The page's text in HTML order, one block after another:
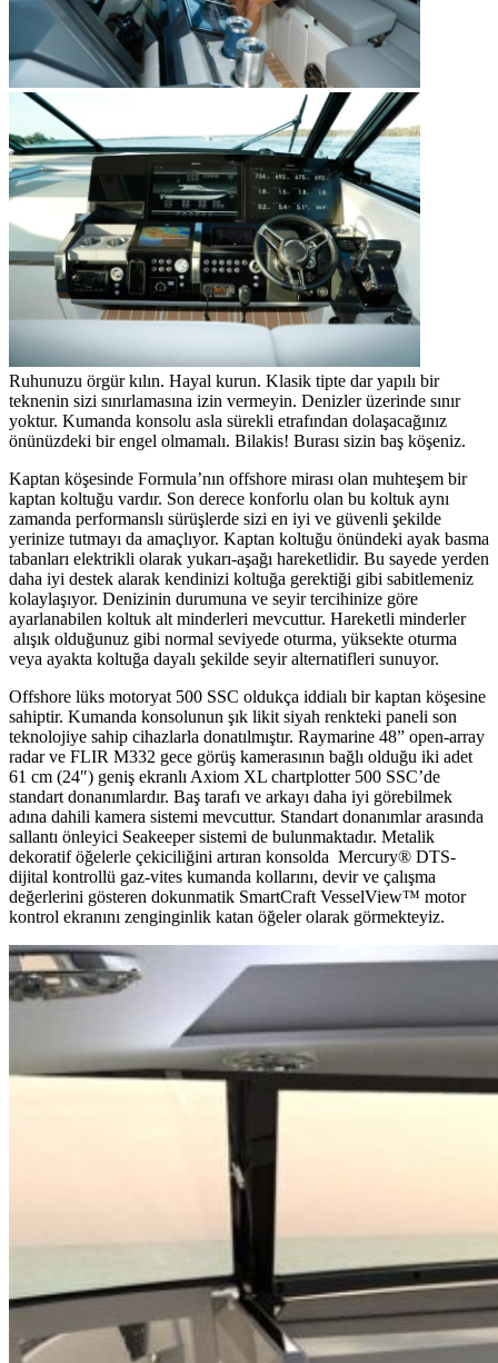
Ruhunuzu örgür kılın. Hayal kurun. Klasik tipte dar yapılı bir
teknenin sizi sınırlamasına izin vermeyin. Denizler üzerinde sınır
yoktur. Kumanda konsolu asla sürekli etrafından dolaşacağınız
önünüzdeki bir engel olmamalı. Bilakis! Burası sizin baş köşeniz.
Kaptan köşesinde Formula’nın offshore mirası olan muhteşem bir
kaptan koltuğu vardır. Son derece konforlu olan bu koltuk aynı
zamanda performanslı sürüşlerde sizi en iyi ve güvenli şekilde
yerinize tutmayı da amaçlıyor. Kaptan koltuğu önündeki ayak basma
tabanları elektrikli olarak yukarı-aşağı hareketlidir. Bu sayede yerden
daha iyi destek alarak kendinizi koltuğa gerektiği gibi sabitlemeniz
kolaylaşıyor. Denizinin durumuna ve seyir tercihinize göre
ayarlanabilen koltuk alt minderleri mevcuttur. Hareketli minderler
alışık olduğunuz gibi normal seviyede oturma, yüksekte oturma
veya ayakta koltuğa dayalı şekilde seyir alternatifleri sunuyor.
Offshore lüks motoryat 500 SSC oldukça iddialı bir kaptan köşesine
sahiptir. Kumanda konsolunun şık likit siyah renkteki paneli son
teknolojiye sahip cihazlarla donatılmıştır. Raymarine 48” open-array
radar ve FLIR M332 gece görüş kamerasının bağlı olduğu iki adet
61 cm (24″) geniş ekranlı Axiom XL chartplotter 500 SSC’de
standart donanımlardır. Baş tarafı ve arkayı daha iyi görebilmek
adına dahili kamera sistemi mevcuttur. Standart donanımlar arasında
sallantı önleyici Seakeeper sistemi de bulunmaktadır. Metalik
dekoratif öğelerle çekiciliğini artıran konsolda Mercury® DTS-
dijital kontrollü gaz-vites kumanda kollarını, devir ve çalışma
değerlerini gösteren dokunmatik SmartCraft VesselView™ motor
kontrol ekranını zenginginlik katan öğeler olarak görmekteyiz.